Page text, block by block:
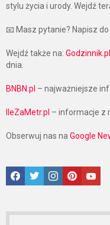
stylu życia i urody. Wejdź
📧 Masz pytanie? Napisz
Wejdź także na: Godzinnik.pl
dnia.
BNBN.pl – najważniejsze
IleZaMetr.pl – informacje z
Obserwuj nas na Google
Facebook
TwitterInstagramPinterest